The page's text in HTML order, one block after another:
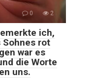
0 2
ich,
Sohnes rot
war es
die Worte
uns.